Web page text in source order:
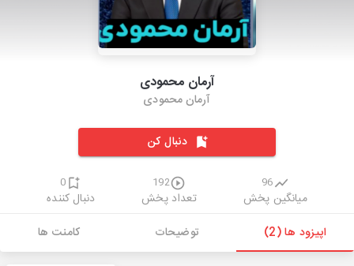
آرمان محمودی
آرمان محمودی
دنبال کن
96
میانگین پخش
192
تعداد پخش
0
دنبال کننده
اپیزود ها (2)
توضیحات کامنت ها